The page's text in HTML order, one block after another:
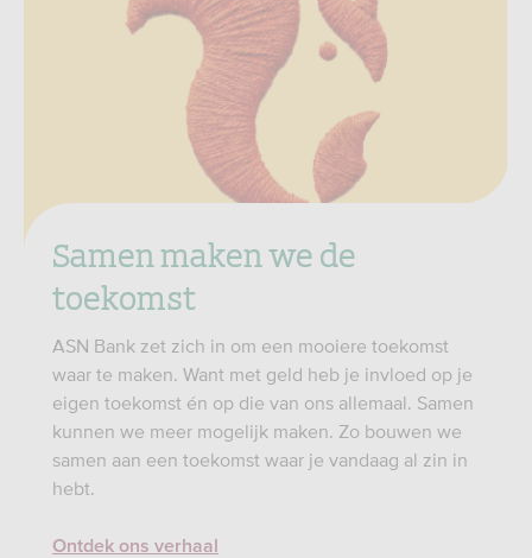
Samen maken we de
toekomst
ASN Bank zet zich in om een mooiere toekomst
waar te maken. Want met geld heb je invloed op je
eigen toekomst én op die van ons allemaal. Samen
kunnen we meer mogelijk maken. Zo bouwen we
samen aan een toekomst waar je vandaag al zin in
hebt.
Ontdek ons verhaal